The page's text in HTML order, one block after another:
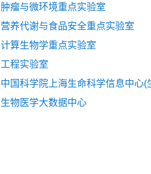
肿瘤与微环境重点实验室
营养代谢与食品安全重点实验室
计算生物学重点实验室
工程实验室
中国科学院上海生命科学信息中心(
生物医学大数据中心